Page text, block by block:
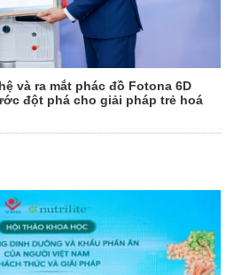
và ra mắt phác đồ Fotona 6D
đột phá cho giải pháp trẻ hoá